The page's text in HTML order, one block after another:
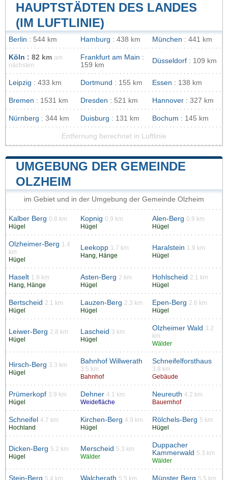
HAUPTSTÄDTEN DES LANDES
(IM LUFTLINIE)
Berlin : 544 km Hamburg : 438 km München : 441 km
Köln : 82 km am
nächsten
Frankfurt am Main :
159 km
Düsseldorf : 109 km
Leipzig : 433 km Dortmund : 155 km Essen : 138 km
Bremen : 1531 km Dresden : 521 km Hannover : 327 km
Nürnberg : 344 km Duisburg : 131 km Bochum : 145 km
Entfernung berechnet in Luftlinie
UMGEBUNG DER GEMEINDE
OLZHEIM
im Gebiet und in der Umgebung der Gemeinde Olzheim
Kalber Berg 0.8 km
Hügel
Kopnig 0.9 km
Hügel
Alen-Berg 0.9 km
Hügel
Olzheimer-Berg 1.4
km
Hügel
Leekopp 1.7 km
Hang, Hänge
Haralstein 1.9 km
Hügel
Haselt 1.9 km
Hang, Hänge
Asten-Berg 2 km
Hügel
Hohlscheid 2.1 km
Hügel
Bertscheid 2.1 km
Hügel
Lauzen-Berg 2.3 km
Hügel
Epen-Berg 2.6 km
Hügel
Leiwer-Berg 2.8 km
Hügel
Lascheid 3 km
Hügel
Olzheimer Wald 3.2
km
Wälder
Hirsch-Berg 3.3 km
Hügel
Bahnhof Willwerath
3.5 km
Bahnhof
Schneifelforsthaus
3.8 km
Gebäude
Prümerkopf 3.9 km
Hügel
Dehner 4.1 km
Weidefläche
Neureuth 4.2 km
Bauernhof
Schneifel 4.7 km
Hochland
Kirchen-Berg 4.9 km
Hügel
Rölchels-Berg 5 km
Hügel
Dicken-Berg 5.2 km
Hügel
Merscheid 5.3 km
Wälder
Duppacher
Kammerwald 5.3 km
Wälder
Stein-Berg 5.4 km
Walcherath 5.5 km
Münster Berg 5.5 km